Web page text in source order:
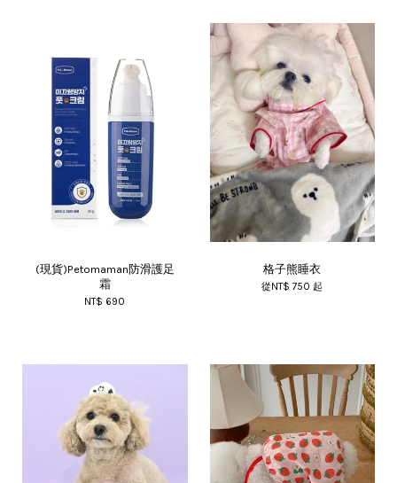
(現貨)Petomaman防滑護足
霜
NT$ 690
格子熊睡衣
從 NT$ 750起